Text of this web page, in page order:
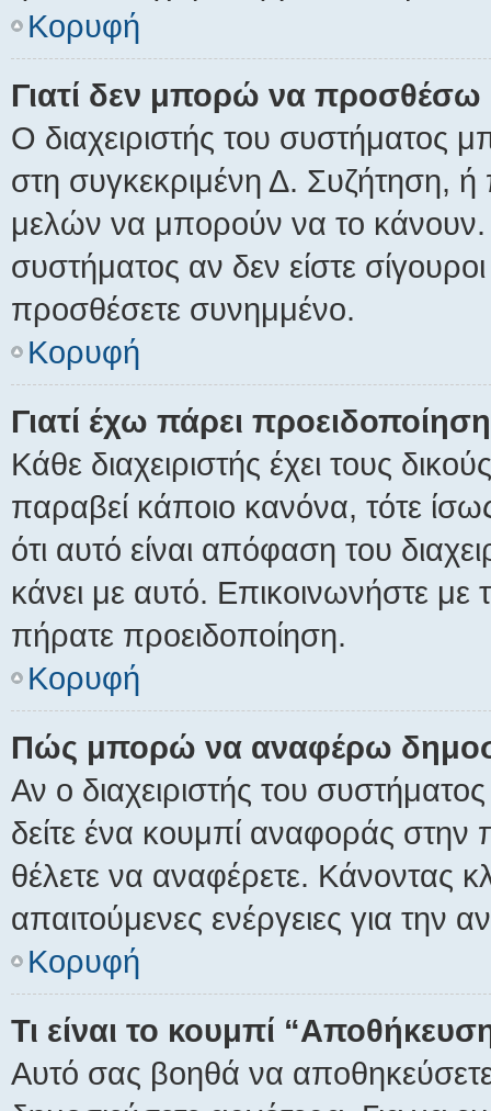
Κορυφή
Γιατί δεν μπορώ να
Ο διαχειριστής του συστήματος
στη συγκεκριμένη Δ. Συζήτηση,
μελών να μπορούν να το κάνουν.
συστήματος αν δεν είστε
προσθέσετε συνημμένο.
Κορυφή
Γιατί έχω πάρει
Κάθε διαχειριστής έχει τους
παραβεί κάποιο κανόνα, τότε
ότι αυτό είναι απόφαση του
κάνει με αυτό. Επικοινωνήστε με
πήρατε προειδοποίηση.
Κορυφή
Πώς μπορώ να αναφέρω
Αν ο διαχειριστής του
δείτε ένα κουμπί αναφοράς
θέλετε να αναφέρετε. Κάνοντας
απαιτούμενες ενέργειες για την
Κορυφή
Τι είναι το κουμπί
Αυτό σας βοηθά να